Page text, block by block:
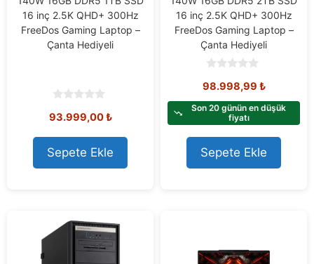
16 inç 2.5K QHD+ 300Hz
FreeDos Gaming Laptop –
Çanta Hediyeli
o
t
o
f
5
93.999,00₺
Sepete Ekle
16 inç 2.5K QHD+ 300Hz
FreeDos Gaming Laptop –
Çanta Hediyeli
o
t
f
5
98.998,99 ₺
Son 20 günün en düşük
fiyatı
Sepete Ekle